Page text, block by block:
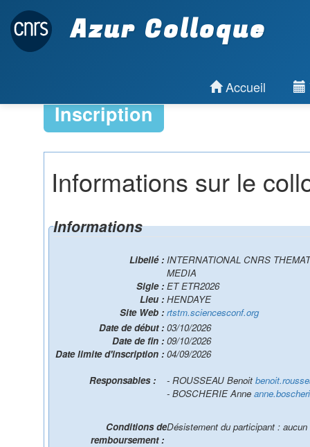
Azur Colloque
Accueil
Inscription
Informations sur le
Informations
Libellé : INTERNATIONAL CNRS
MEDIA
Sigle : ET ETR2026
Lieu : HENDAYE
Site Web : rtstm.sciencesconf.org
Date de début : 03/10/2026
Date de fin : 09/10/2026
Date limite d'inscription : 04/09/2026
- ROUSSEAU Benoit
- BOSCHERIE Anne
Conditions de
remboursement :
Désistement du participant :